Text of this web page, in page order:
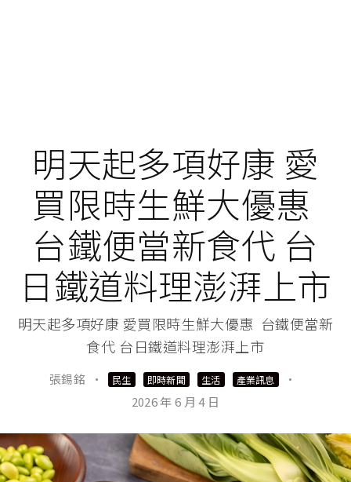
明天起多項好康 愛
買限時生鮮大優惠
台鐵便當新食代 台
日鐵道料理澎湃上市
明天起多項好康 愛買限時生鮮大優惠 台鐵便當新
食代 台日鐵道料理澎湃上市
張錫銘 · 民生 即時新聞 生活 產業訊息
·
2026 年 6 月 4 日